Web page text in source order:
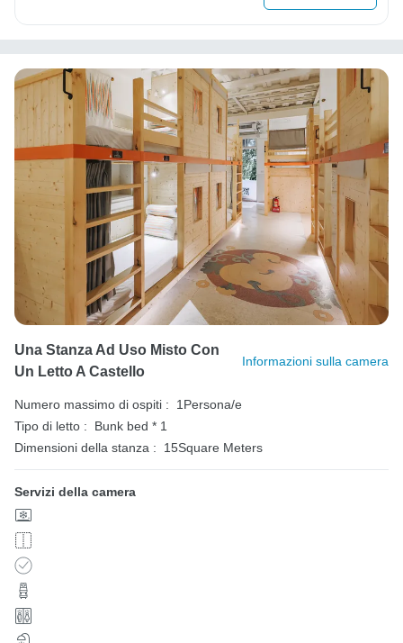
Una Stanza Ad Uso Misto Con
Un Letto A Castello
Informazioni sulla camera
Numero massimo di ospiti :
1Persona/e
Tipo di letto :
Bunk bed * 1
Dimensioni della stanza :
15Square Meters
Servizi della camera